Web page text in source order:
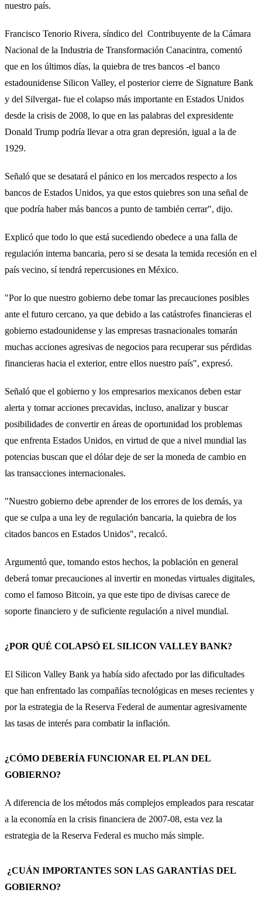
nuestro país.
Francisco Tenorio Rivera, síndico del Contribuyente de la Cámara
Nacional de la Industria de Transformación Canacintra, comentó
que en los últimos días, la quiebra de tres bancos -el banco
estadounidense Silicon Valley, el posterior cierre de Signature Bank
y del Silvergat- fue el colapso más importante en Estados Unidos
desde la crisis de 2008, lo que en las palabras del expresidente
Donald Trump podría llevar a otra gran depresión, igual a la de
1929.
Señaló que se desatará el pánico en los mercados respecto a los
bancos de Estados Unidos, ya que estos quiebres son una señal de
que podría haber más bancos a punto de también cerrar", dijo.
Explicó que todo lo que está sucediendo obedece a una falla de
regulación interna bancaria, pero si se desata la temida recesión en el
país vecino, sí tendrá repercusiones en México.
"Por lo que nuestro gobierno debe tomar las precauciones posibles
ante el futuro cercano, ya que debido a las catástrofes financieras el
gobierno estadounidense y las empresas trasnacionales tomarán
muchas acciones agresivas de negocios para recuperar sus pérdidas
financieras hacia el exterior, entre ellos nuestro país", expresó.
Señaló que el gobierno y los empresarios mexicanos deben estar
alerta y tomar acciones precavidas, incluso, analizar y buscar
posibilidades de convertir en áreas de oportunidad los problemas
que enfrenta Estados Unidos, en virtud de que a nivel mundial las
potencias buscan que el dólar deje de ser la moneda de cambio en
las transacciones internacionales.
"Nuestro gobierno debe aprender de los errores de los demás, ya
que se culpa a una ley de regulación bancaria, la quiebra de los
citados bancos en Estados Unidos", recalcó.
Argumentó que, tomando estos hechos, la población en general
deberá tomar precauciones al invertir en monedas virtuales digitales,
como el famoso Bitcoin, ya que este tipo de divisas carece de
soporte financiero y de suficiente regulación a nivel mundial.
¿POR QUÉ COLAPSÓ EL SILICON VALLEY BANK?
El Silicon Valley Bank ya había sido afectado por las dificultades
que han enfrentado las compañías tecnológicas en meses recientes y
por la estrategia de la Reserva Federal de aumentar agresivamente
las tasas de interés para combatir la inflación.
¿CÓMO DEBERÍA FUNCIONAR EL PLAN DEL
GOBIERNO?
A diferencia de los métodos más complejos empleados para rescatar
a la economía en la crisis financiera de 2007-08, esta vez la
estrategia de la Reserva Federal es mucho más simple.
¿CUÁN IMPORTANTES SON LAS GARANTÍAS DEL
GOBIERNO?